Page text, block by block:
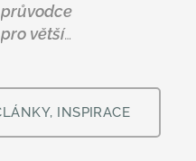
průvodce
pro větší
spojení se
INSPIRACE